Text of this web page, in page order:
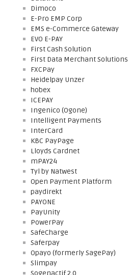
Dimoco
E-Pro EMP Corp
EMS e-Commerce Gateway
EVO E-PAY
First Cash Solution
First Data Merchant Solutions
FXCPay
Heidelpay Unzer
hobex
ICEPAY
Ingenico (Ogone)
Intelligent Payments
InterCard
KBC PayPage
Lloyds Cardnet
mPAY24
Tyl by Natwest
Open Payment Platform
paydirekt
PAYONE
PayUnity
PowerPay
SafeCharge
Saferpay
Opayo (formerly SagePay)
Slimpay
Sogenactif 2.0